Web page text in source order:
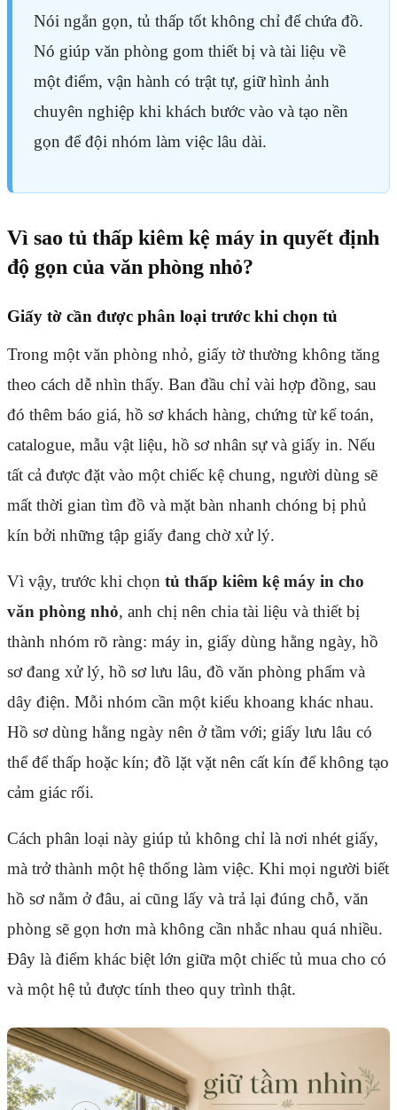
Nói ngắn gọn, tủ thấp tốt không chỉ để chứa đồ.
Nó giúp văn phòng gom thiết bị và tài liệu về
một điểm, vận hành có trật tự, giữ hình ảnh
chuyên nghiệp khi khách bước vào và tạo nền
gọn để đội nhóm làm việc lâu dài.
Vì sao tủ thấp kiêm kệ máy in quyết định
độ gọn của văn phòng nhỏ?
Giấy tờ cần được phân loại trước khi chọn tủ
Trong một văn phòng nhỏ, giấy tờ thường không tăng
theo cách dễ nhìn thấy. Ban đầu chỉ vài hợp đồng, sau
đó thêm báo giá, hồ sơ khách hàng, chứng từ kế toán,
catalogue, mẫu vật liệu, hồ sơ nhân sự và giấy in. Nếu
tất cả được đặt vào một chiếc kệ chung, người dùng sẽ
mất thời gian tìm đồ và mặt bàn nhanh chóng bị phủ
kín bởi những tập giấy đang chờ xử lý.
Vì vậy, trước khi chọn tủ thấp kiêm kệ máy in cho
văn phòng nhỏ, anh chị nên chia tài liệu và thiết bị
thành nhóm rõ ràng: máy in, giấy dùng hằng ngày, hồ
sơ đang xử lý, hồ sơ lưu lâu, đồ văn phòng phẩm và
dây điện. Mỗi nhóm cần một kiểu khoang khác nhau.
Hồ sơ dùng hằng ngày nên ở tầm với; giấy lưu lâu có
thể để thấp hoặc kín; đồ lặt vặt nên cất kín để không tạo
cảm giác rối.
Cách phân loại này giúp tủ không chỉ là nơi nhét giấy,
mà trở thành một hệ thống làm việc. Khi mọi người biết
hồ sơ nằm ở đâu, ai cũng lấy và trả lại đúng chỗ, văn
phòng sẽ gọn hơn mà không cần nhắc nhau quá nhiều.
Đây là điểm khác biệt lớn giữa một chiếc tủ mua cho có
và một hệ tủ được tính theo quy trình thật.